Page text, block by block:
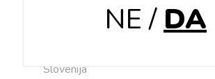
Slovenija
NE /DA